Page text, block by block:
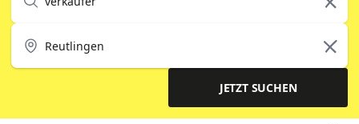
JETZT SUCHEN